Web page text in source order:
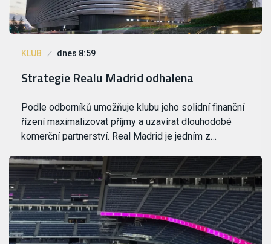
KLUB dnes 8:59
Strategie Realu Madrid odhalena
Podle odborníků umožňuje klubu jeho solidní finanční
řízení maximalizovat příjmy a uzavírat dlouhodobé
komerční partnerství. Real Madrid je jedním z…